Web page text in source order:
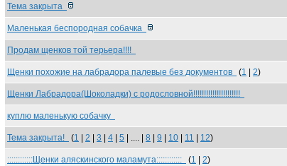
Тема закрыта
Маленькая беспородная собачка
Продам щенков той терьера!!!!
Щенки похожие на лабрадора палевые без документов (1 2)
Щенки Лабрадора(Шоколадки) с родословной!!!!!!!!!!!!!!!!!!!!!!
куплю маленькую собачку
Тема закрыта! (1 2 3 4 5 | .... | 8 9 10 11 12)
::::::::::::Щенки аляскинского маламута:::::::::::: (1 2)